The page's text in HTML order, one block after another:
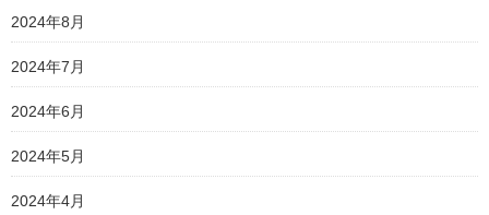
2024年8月
2024年7月
2024年6月
2024年5月
2024年4月